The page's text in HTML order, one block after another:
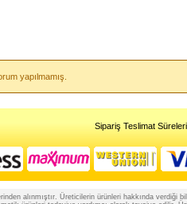
yapılmamış.
Sipariş Teslimat Süreleri
alınmıştır. Üreticilerin ürünleri hakkında verdiği